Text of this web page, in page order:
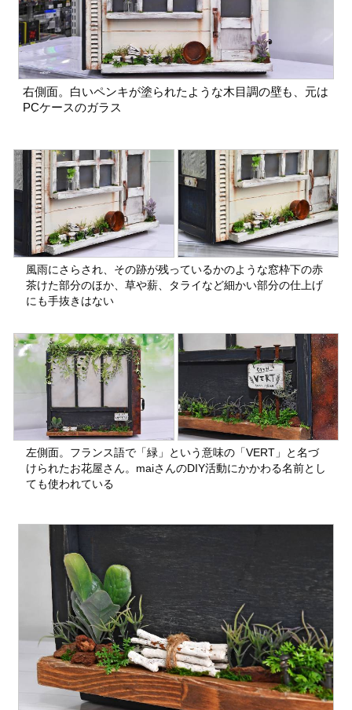
右側面。白いペンキが塗られたような木目調の壁も、元は
PCケースのガラス
風雨にさらされ、その跡が残っているかのような窓枠下の赤
茶けた部分のほか、草や薪、タライなど細かい部分の仕上げ
にも手抜きはない
左側面。フランス語で「緑」という意味の「VERT」と名づ
けられたお花屋さん。maiさんのDIY活動にかかわる名前とし
ても使われている